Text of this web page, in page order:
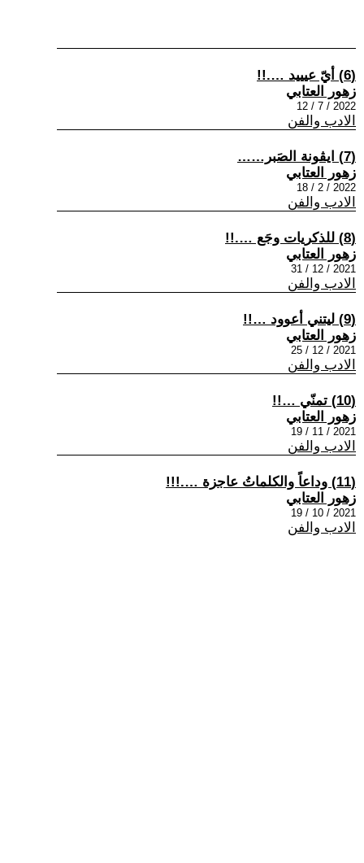
(6) أيّ عيييد ….!!
زهور العتابي
2022 / 7 / 12
الادب والفن
(7) ايڤونة الصَبر……
زهور العتابي
2022 / 2 / 18
الادب والفن
(8) للذكريات وجَع ….!!
زهور العتابي
2021 / 12 / 31
الادب والفن
(9) ليتني أعوود …!!
زهور العتابي
2021 / 12 / 25
الادب والفن
(10) تمنّي …!!
زهور العتابي
2021 / 11 / 19
الادب والفن
(11) وداعاً والكلماتُ عاجزة ….!!!
زهور العتابي
2021 / 10 / 19
الادب والفن